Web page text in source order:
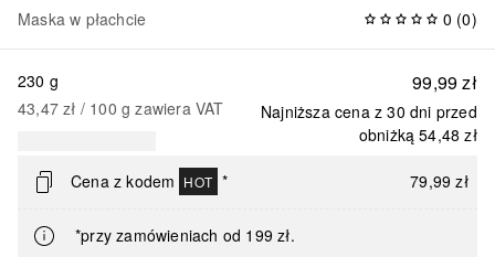
Maska w płachcie 0 (0)
99,99 zł
Najniższa cena z 30 dni przed
obniżką 54,48 zł
230 g
43,47 zł / 100 g zawiera VAT
Cena z kodem HOT * 79,99 zł
*przy zamówieniach od 199 zł.